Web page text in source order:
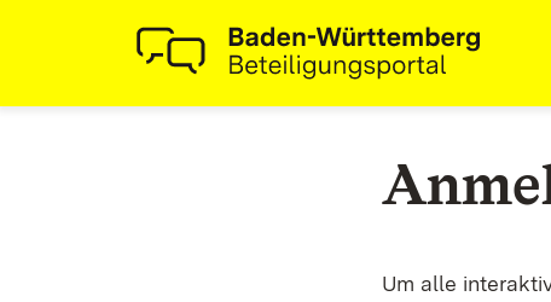
Um alle